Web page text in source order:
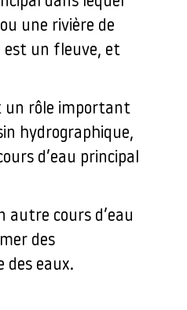
une rivière de
est un fleuve, et
un rôle important
hydrographique,
d’eau principal
cours d’eau
des
des eaux.